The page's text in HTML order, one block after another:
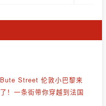
Bute Street 伦敦小巴黎来
了！一条街带你穿越到法国